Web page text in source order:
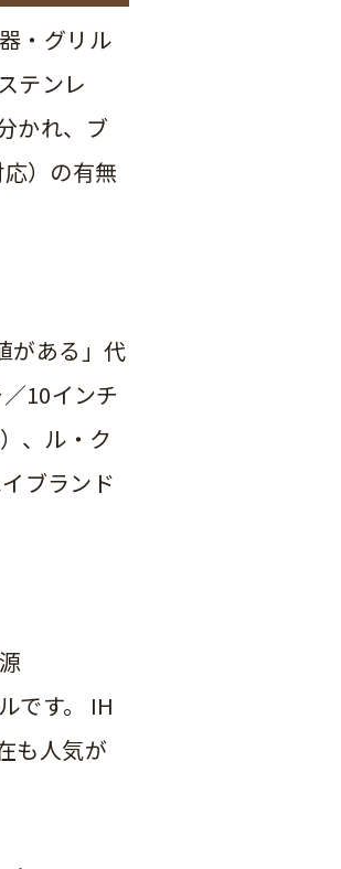
・グリル
テンレ
かれ、ブ
）の有無
がある」代
10インチ
、ル・ク
ブランド
です。 IH
も人気が